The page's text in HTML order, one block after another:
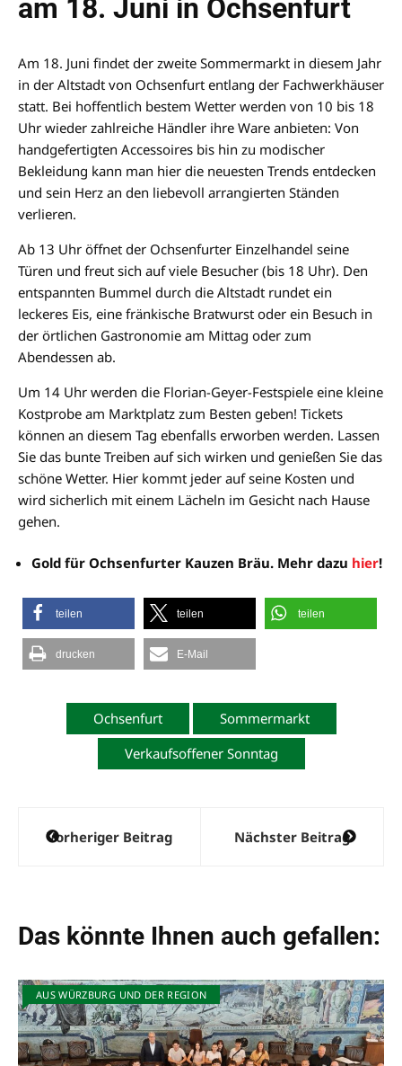
am 18. Juni in Ochsenfurt
Am 18. Juni findet der zweite Sommermarkt in diesem Jahr
in der Altstadt von Ochsenfurt entlang der Fachwerkhäuser
statt. Bei hoffentlich bestem Wetter werden von 10 bis 18
Uhr wieder zahlreiche Händler ihre Ware anbieten: Von
handgefertigten Accessoires bis hin zu modischer
Bekleidung kann man hier die neuesten Trends entdecken
und sein Herz an den liebevoll arrangierten Ständen
verlieren.
Ab 13 Uhr öffnet der Ochsenfurter Einzelhandel seine
Türen und freut sich auf viele Besucher (bis 18 Uhr). Den
entspannten Bummel durch die Altstadt rundet ein
leckeres Eis, eine fränkische Bratwurst oder ein Besuch in
der örtlichen Gastronomie am Mittag oder zum
Abendessen ab.
Um 14 Uhr werden die Florian-Geyer-Festspiele eine kleine
Kostprobe am Marktplatz zum Besten geben! Tickets
können an diesem Tag ebenfalls erworben werden. Lassen
Sie das bunte Treiben auf sich wirken und genießen Sie das
schöne Wetter. Hier kommt jeder auf seine Kosten und
wird sicherlich mit einem Lächeln im Gesicht nach Hause
gehen.
Gold für Ochsenfurter Kauzen Bräu. Mehr dazu hier!
teilen teilen teilen
drucken E-Mail
Ochsenfurt
Sommermarkt
Verkaufsoffener Sonntag
Beitragsnavigation
Vorheriger Beitrag Nächster Beitrag
Das könnte Ihnen auch gefallen:
AUS WÜRZBURG UND DER REGION